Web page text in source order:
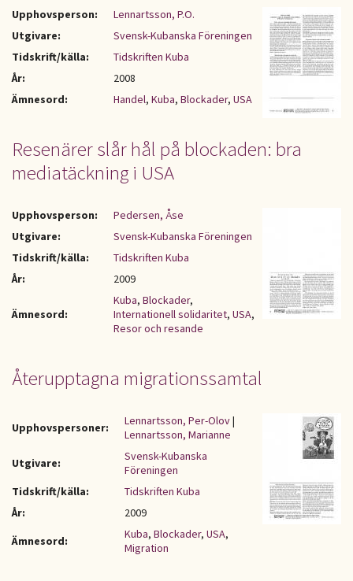
Upphovsperson:
Lennartsson, P.O.
Utgivare:
Svensk-Kubanska Föreningen
Tidskrift/källa:
Tidskriften Kuba
År:
2008
Ämnesord:
Handel, Kuba, Blockader, USA
Resenärer slår hål på blockaden: bra
mediatäckning i USA
Upphovsperson:
Pedersen, Åse
Utgivare:
Svensk-Kubanska Föreningen
Tidskrift/källa:
Tidskriften Kuba
År:
2009
Ämnesord:
Kuba, Blockader,
Internationell solidaritet, USA,
Resor och resande
Återupptagna migrationssamtal
Upphovspersoner: Lennartsson, Per-Olov|
Lennartsson, Marianne
Utgivare:
Svensk-Kubanska
Föreningen
Tidskrift/källa:
Tidskriften Kuba
År:
2009
Ämnesord:
Kuba, Blockader, USA,
Migration